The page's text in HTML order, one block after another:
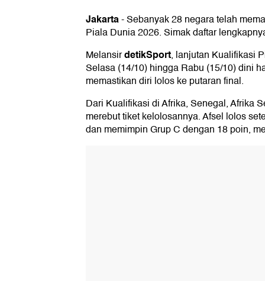
Jakarta-Sebanyak 28 negara telah
Piala Dunia 2026. Simak daftar
MelansirdetikSport, lanjutan Kualifikasi
Selasa (14/10) hingga Rabu (15/10) dini
memastikan diri lolos ke putaran final.
Dari Kualifikasi di Afrika, Senegal, Afrika
merebut tiket kelolosannya. Afsel lolos
dan memimpin Grup C dengan 18 poin,